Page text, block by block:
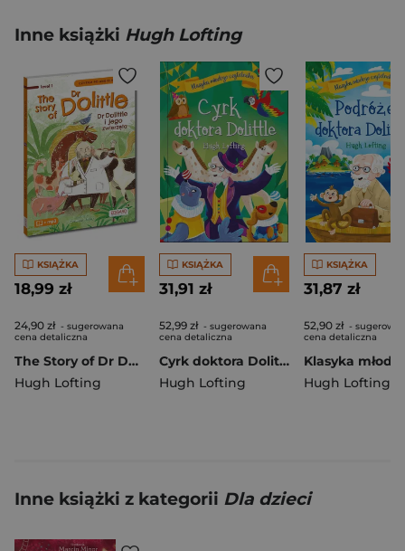
Inne książki Hugh Lofting
KSIĄŻKA
18,99 zł
24,90 zł - sugerowana
cena detaliczna
The Story of Dr Dolittle / Dr Dolittle i jego zwierzęta. Czytam po angielsku
Hugh Lofting
KSIĄŻKA
31,91 zł
52,99 zł - sugerowana
cena detaliczna
Cyrk doktora Dolittle. Klasyka młodego czytelnika
Hugh Lofting
KSIĄŻKA
31,87 zł
52,90 zł -
cena detaliczna
Hugh Lofting
Inne książki z kategorii Dla dzieci